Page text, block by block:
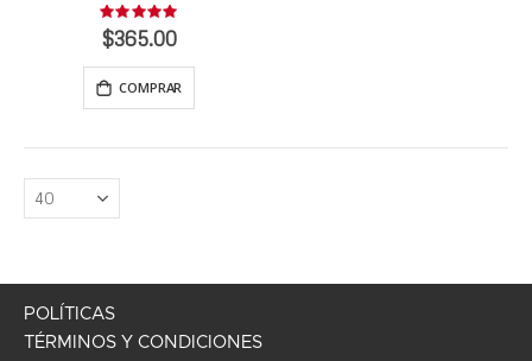
Rating:
0%
$365.00
COMPRAR
POLÍTICAS
TÉRMINOS Y CONDICIONES